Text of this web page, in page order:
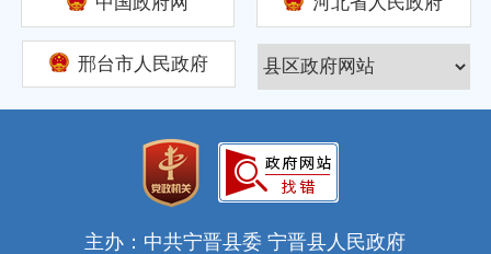
邢台市人民政府
主办：中共宁晋县委 宁晋县人民政府